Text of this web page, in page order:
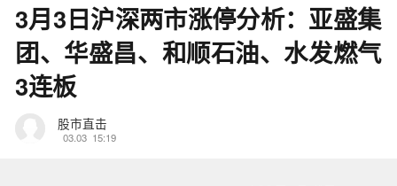
3月3日沪深两市涨停分析：亚盛集
团、华盛昌、和顺石油、水发燃气
3连板
股市直击
03.03 15:19